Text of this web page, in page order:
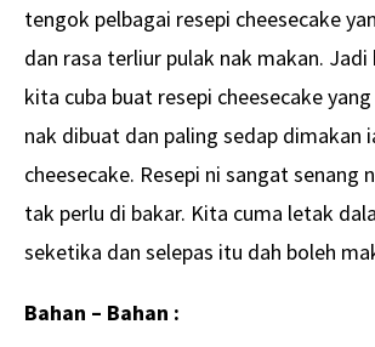
tengok pelbagai resepi cheesecake
dan rasa terliur pulak nak makan. Jadi
kita cuba buat resepi cheesecake
nak dibuat dan paling sedap dimakan
cheesecake. Resepi ni sangat senang
tak perlu di bakar. Kita cuma letak
seketika dan selepas itu dah boleh
Bahan – Bahan :